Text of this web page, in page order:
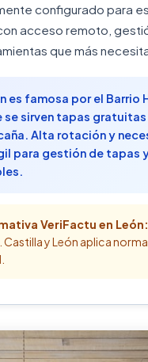
configurado para
acceso remoto,
que más
es famosa por el Barrio
se sirven tapas
Alta rotación y
para gestión de tapas
VeriFactu en León:
y León aplica